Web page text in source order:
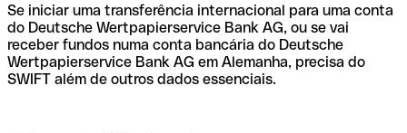
Se iniciar uma transferência internacional para uma conta
do Deutsche Wertpapierservice Bank AG, ou se vai
receber fundos numa conta bancária do Deutsche
Wertpapierservice Bank AG em Alemanha, precisa do
SWIFT além de outros dados essenciais.